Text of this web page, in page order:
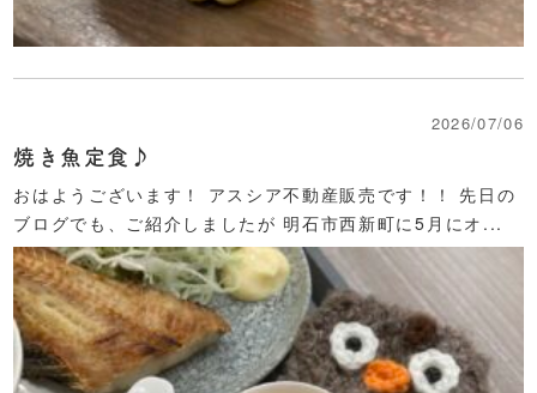
2026/07/06
焼き魚定食♪
おはようございます！ アスシア不動産販売です！！ 先日の
ブログでも、ご紹介しましたが 明石市西新町に5月にオ...